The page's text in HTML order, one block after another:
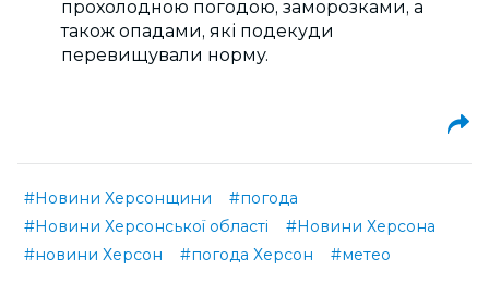
прохолодною погодою, заморозками, а
також опадами, які подекуди
перевищували норму.
#Новини Херсонщини
#погода
#Новини Херсонської області
#Новини Херсона
#новини Херсон
#погода Херсон #метео